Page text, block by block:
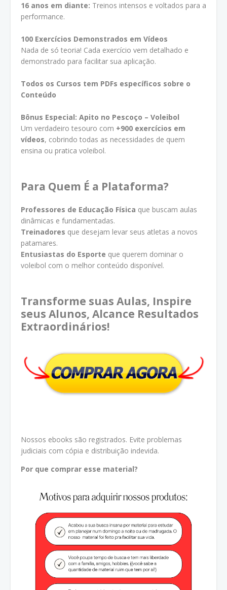
16 anos em diante: Treinos intensos e voltados para a
performance.
100 Exercícios Demonstrados em Vídeos
Nada de só teoria! Cada exercício vem detalhado e
demonstrado para facilitar sua aplicação.
Todos os Cursos tem PDFs específicos sobre o
Conteúdo
Bônus Especial: Apito no Pescoço – Voleibol
Um verdadeiro tesouro com +900 exercícios em
vídeos, cobrindo todas as necessidades de quem
ensina ou pratica voleibol.
Para Quem É a Plataforma?
Professores de Educação Física que buscam aulas
dinâmicas e fundamentadas.
Treinadores que desejam levar seus atletas a novos
patamares.
Entusiastas do Esporte que querem dominar o
voleibol com o melhor conteúdo disponível.
Transforme suas Aulas, Inspire
seus Alunos, Alcance Resultados
Extraordinários!
Nossos ebooks são registrados. Evite problemas
judiciais com cópia e distribuição indevida.
Por que comprar esse material?